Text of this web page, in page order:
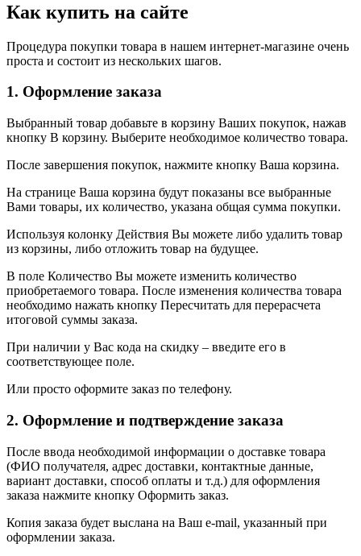
Как купить на сайте
Процедура покупки товара в нашем интернет-магазине очень
проста и состоит из нескольких шагов.
1. Оформление заказа
Выбранный товар добавьте в корзину Ваших покупок, нажав
кнопку В корзину. Выберите необходимое количество товара.
После завершения покупок, нажмите кнопку Ваша корзина.
На странице Ваша корзина будут показаны все выбранные
Вами товары, их количество, указана общая сумма покупки.
Используя колонку Действия Вы можете либо удалить товар
из корзины, либо отложить товар на будущее.
В поле Количество Вы можете изменить количество
приобретаемого товара. После изменения количества товара
необходимо нажать кнопку Пересчитать для перерасчета
итоговой суммы заказа.
При наличии у Вас кода на скидку – введите его в
соответствующее поле.
Или просто оформите заказ по телефону.
2. Оформление и подтверждение заказа
После ввода необходимой информации о доставке товара
(ФИО получателя, адрес доставки, контактные данные,
вариант доставки, способ оплаты и т.д.) для оформления
заказа нажмите кнопку Оформить заказ.
Копия заказа будет выслана на Ваш e-mail, указанный при
оформлении заказа.